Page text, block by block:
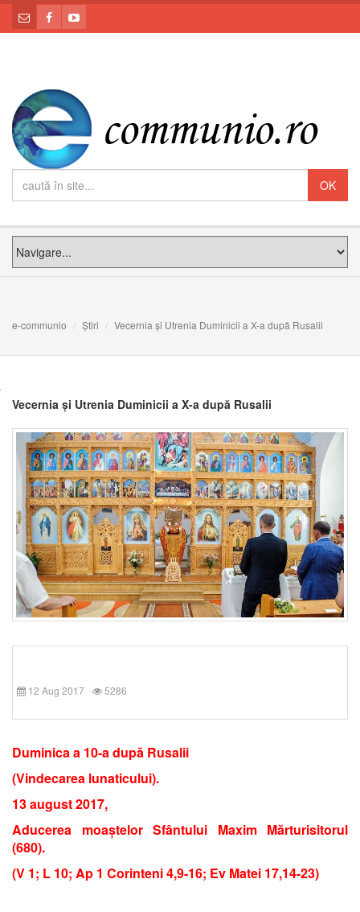
e-communio Știri Vecernia și Utrenia Duminicii a X-a după Rusalii
Vecernia și Utrenia Duminicii a X-a după Rusalii
12 Aug 2017 5286
Duminica a 10-a după Rusalii
(Vindecarea lunaticului).
13 august 2017,
Aducerea moaștelor Sfântului Maxim Mărturisitorul
(680).
(V 1; L 10; Ap 1 Corinteni 4,9-16; Ev Matei 17,14-23)